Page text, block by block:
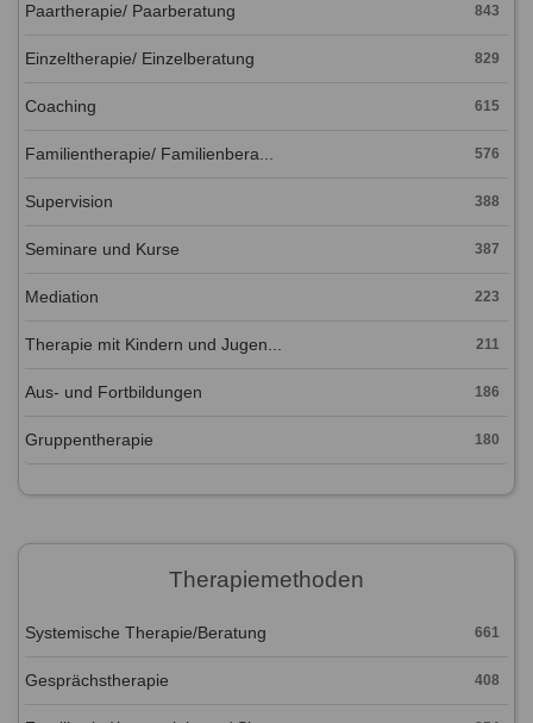
Paartherapie/ Paarberatung 843
Einzeltherapie/ Einzelberatung 829
Coaching 615
Familientherapie/ Familienbera... 576
Supervision 388
Seminare und Kurse 387
Mediation 223
Therapie mit Kindern und Jugen... 211
Aus- und Fortbildungen 186
Gruppentherapie 180
Therapiemethoden
Systemische Therapie/Beratung 661
Gesprächstherapie 408